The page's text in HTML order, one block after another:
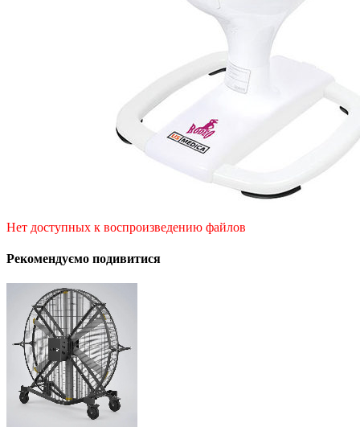
Нет доступных к воспроизведению файлов
Рекомендуємо подивитися